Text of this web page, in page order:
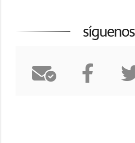
síguenos